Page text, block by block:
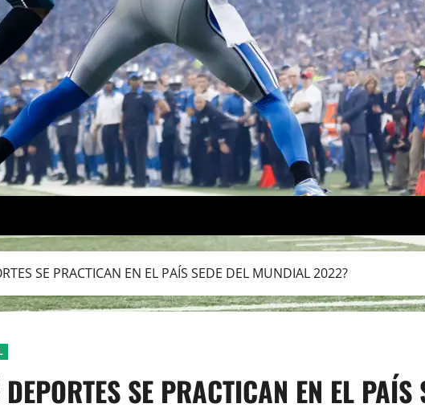
SE PRACTICAN EN EL PAÍS SEDE DEL MUNDIAL 2022?
SE PRACTICAN EN EL